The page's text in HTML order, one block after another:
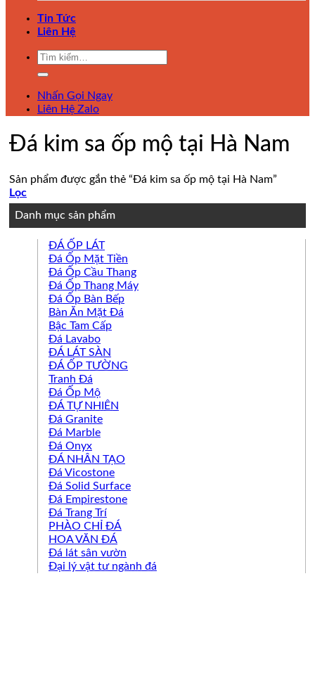
Tin Tức
Liên Hệ
Tìm
Nhấn Gọi Ngay
Liên Hệ Zalo
Đá kim sa ốp mộ tại Hà Nam
Sản phẩm được gắn thẻ “Đá kim sa ốp mộ tại Hà Nam”
Lọc
Danh mục sản phẩm
ĐÁ ỐP LÁT
Đá Ốp Mặt Tiền
Đá Ốp Cầu Thang
Đá Ốp Thang Máy
Đá Ốp Bàn Bếp
Bàn Ăn Mặt Đá
Bậc Tam Cấp
Đá Lavabo
ĐÁ LÁT SÀN
ĐÁ ỐP TƯỜNG
Tranh Đá
Đá Ốp Mộ
ĐÁ TỰ NHIÊN
Đá Granite
Đá Marble
Đá Onyx
ĐÁ NHÂN TẠO
Đá Vicostone
Đá Solid Surface
Đá Empirestone
Đá Trang Trí
PHÀO CHỈ ĐÁ
HOA VĂN ĐÁ
Đá lát sân vườn
Đại lý vật tư ngành đá